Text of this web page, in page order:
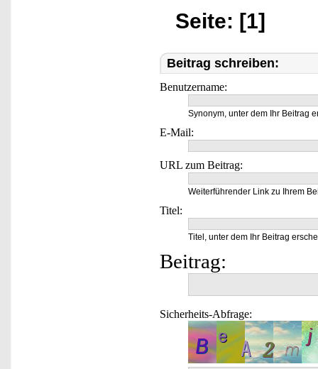
Seite: [1]
Beitrag schreiben:
Benutzername:
Synonym, unter dem Ihr Beitrag
E-Mail:
URL zum Beitrag:
Weiterführender Link zu Ihrem
Titel:
Titel, unter dem Ihr Beitrag
Beitrag:
Sicherheits-Abfrage: